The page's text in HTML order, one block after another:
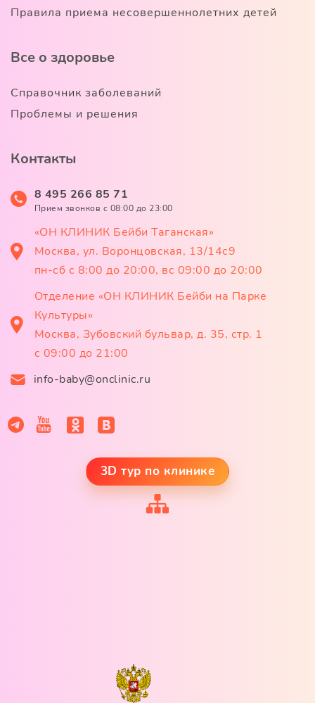
Правила приема несовершеннолетних детей
Все о здоровье
Справочник заболеваний
Проблемы и решения
Контакты
8 495 266 85 71
Прием звонков c 08:00 до 23:00
«ОН КЛИНИК Бейби Таганская»
Москва, ул. Воронцовская, 13/14с9
пн-сб с 8:00 до 20:00, вс 09:00 до 20:00
Отделение «ОН КЛИНИК Бейби на Парке
Культуры»
Москва, Зубовский бульвар, д. 35, стр. 1
с 09:00 до 21:00
info-baby@onclinic.ru
3D тур по клинике